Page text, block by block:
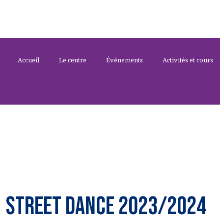
Accueil Le centre Événements Activités et cours
Jeunesse
STREET DANCE 2023/2024